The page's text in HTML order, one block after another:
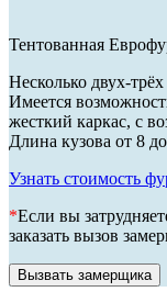
Тентованная
Несколько двух-
Имеется
жесткий каркас, с
Длина кузова от 8
Узнать стоимость
*Если вы
заказать вызов
Вызвать замерщика